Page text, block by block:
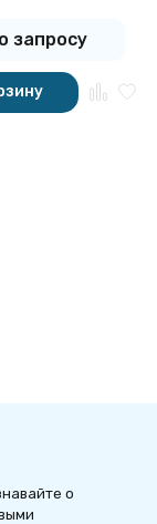
запросу
о